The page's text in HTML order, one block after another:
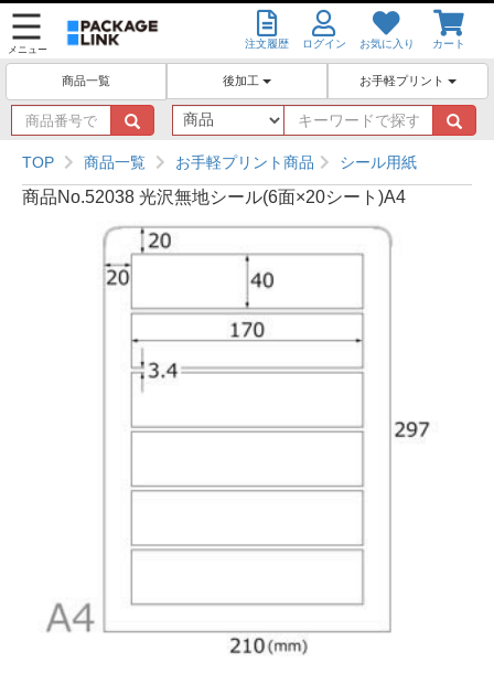
メニュー 注文履歴 ログイン お気に入り カート
商品一覧 後加工 お手軽プリント
商
品
番
号
で
キ
ー
ワ
ー
ド
で
TOP 商品一覧 お手軽プリント商品 シール用紙
商品No.52038 光沢無地シール(6面×20シート)A4